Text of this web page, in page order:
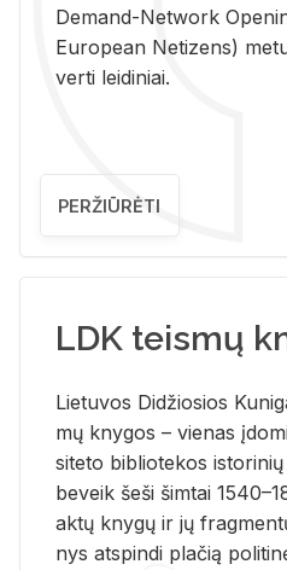
De­mand-Ne­twork
Eu­ro­pe­an Ne­ti­zens)
ver­ti lei­di­niai.
PERŽIŪRĖTI
LDK teismų
Lie­tu­vos Di­džio­sios
mų kny­gos – vie­nas
si­te­to bi­b­lio­te­kos
be­veik šeši šim­tai
aktų kny­gų ir jų
nys at­spin­di pla­čią